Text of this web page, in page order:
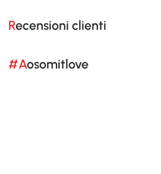
Recensioni clienti
#Aosomitlove